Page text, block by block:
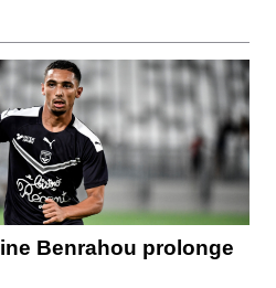
Benrahou prolonge